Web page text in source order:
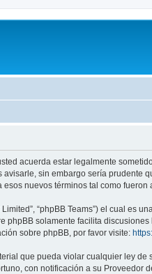
acuerda estar legalmente
sin embargo sería prudente
nuevos términos tal como fueron
“phpBB Teams”) el cual es
phpBB solamente facilita
sobre phpBB, por favor visite:
que pueda violar cualquier ley de
con notificación a su Proveedor